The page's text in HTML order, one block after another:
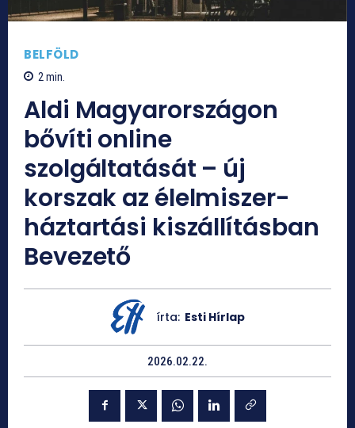
BELFÖLD
2min.
Aldi Magyarországon
bővíti online
szolgáltatását – új
korszak az élelmiszer-
háztartási kiszállításban
Bevezető
írta: Esti Hírlap
2026.02.22.